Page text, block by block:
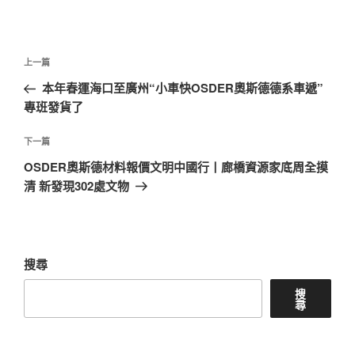
文
導
覽
上
一
篇
章
上一篇
本年春運海口至廣州“小車快OSDER奧斯德德系車遞”
專班發貨了
下
一
篇
下一篇
OSDER奧斯德材料報價文明中國行丨廊橋資源家底周全摸
清 新發現302處文物
搜尋
搜
尋